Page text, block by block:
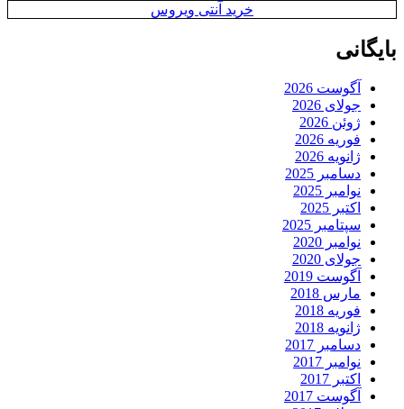
خرید آنتی ویروس
بایگانی
آگوست 2026
جولای 2026
ژوئن 2026
فوریه 2026
ژانویه 2026
دسامبر 2025
نوامبر 2025
اکتبر 2025
سپتامبر 2025
نوامبر 2020
جولای 2020
آگوست 2019
مارس 2018
فوریه 2018
ژانویه 2018
دسامبر 2017
نوامبر 2017
اکتبر 2017
آگوست 2017